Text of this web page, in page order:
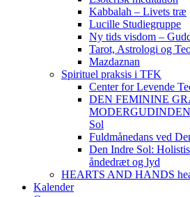
Kabbalah – Livets træ
Lucille Studiegruppe
Ny tids visdom –
Tarot, Astrologi og
Mazdaznan
Spirituel praksis i TFK
Center for Levende
DEN FEMININE
Sol
Fuldmånedans ved
Den Indre Sol:
åndedræt og lyd
HEARTS AND HANDS
Kalender